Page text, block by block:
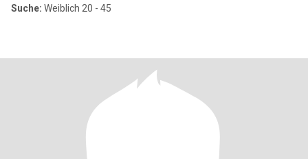
Suche: Weiblich 20 - 45